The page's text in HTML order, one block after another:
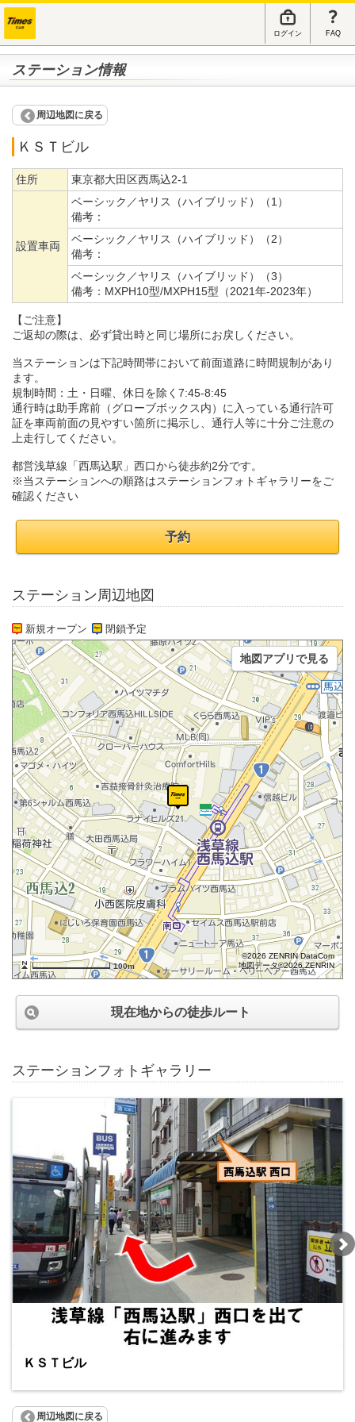
ログイン FAQ
ステーション情報
周辺地図に戻る
ＫＳＴビル
住所 東京都大田区西馬込2-1
設置車両
ベーシック／ヤリス（ハイブリッド）（1）
備考：
ベーシック／ヤリス（ハイブリッド）（2）
備考：
ベーシック／ヤリス（ハイブリッド）（3）
備考： MXPH10型/MXPH15型（2021年-2023年）
【ご注意】
ご返却の際は、必ず貸出時と同じ場所にお戻しください。
当ステーションは下記時間帯において前面道路に時間規制があり
ます。
規制時間：土・日曜、休日を除く7:45-8:45
通行時は助手席前（グローブボックス内）に入っている通行許可
証を車両前面の見やすい箇所に掲示し、通行人等に十分ご注意の
上走行してください。
都営浅草線「西馬込駅」西口から徒歩約2分です。
※当ステーションへの順路はステーションフォトギャラリーをご
確認ください
予約
ステーション周辺地図
新規オープン 閉鎖予定
100m
©2026 ZENRIN DataCom
地図データ©2026 ZENRIN
地図アプリで見る
現在地からの徒歩ルート
ステーションフォトギャラリー
ＫＳＴビル
周辺地図に戻る